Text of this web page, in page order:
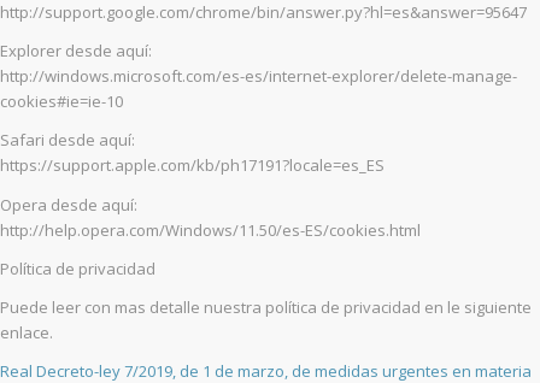
http://support.google.com/chrome/bin/answer.py?hl=es&answer=95647
Explorer desde aquí:
http://windows.microsoft.com/es-es/internet-explorer/delete-manage-
cookies#ie=ie-10
Safari desde aquí:
https://support.apple.com/kb/ph17191?locale=es_ES
Opera desde aquí:
http://help.opera.com/Windows/11.50/es-ES/cookies.html
Política de privacidad
Puede leer con mas detalle nuestra política de privacidad en le siguiente
enlace.
Real Decreto-ley 7/2019, de 1 de marzo, de medidas urgentes en materia